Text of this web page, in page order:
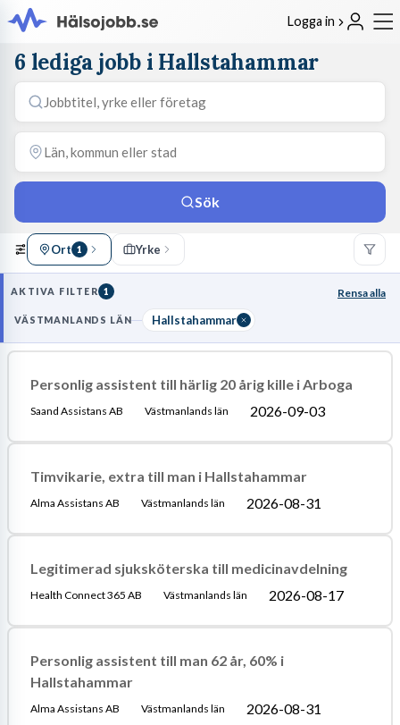
Logga in
6 lediga jobb i Hallstahammar
Sök
Ort 1 Yrke
AKTIVA FILTER 1 Rensa alla
VÄSTMANLANDS LÄN Hallstahammar
Personlig assistent till härlig 20 årig kille i Arboga
Saand Assistans AB Västmanlands län 2026-09-03
Timvikarie, extra till man i Hallstahammar
Alma Assistans AB Västmanlands län 2026-08-31
Legitimerad sjuksköterska till medicinavdelning
Health Connect 365 AB Västmanlands län 2026-08-17
Personlig assistent till man 62 år, 60% i
Hallstahammar
Alma Assistans AB Västmanlands län 2026-08-31